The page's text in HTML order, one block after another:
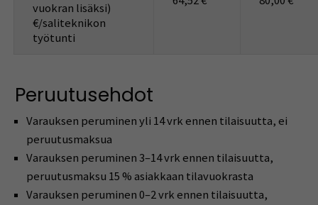
vuokran lisäksi)
€/saliteknikon
työtunti
Peruutusehdot
Varauksen peruminen yli 14 vrk ennen tilaisuutta, ei
peruutusmaksua
Varauksen peruminen 3–14 vrk ennen tilaisuutta,
peruutusmaksu 15 % asiakkaan tilavuokrasta
Varauksen peruminen 0–2 vrk ennen tilaisuutta,